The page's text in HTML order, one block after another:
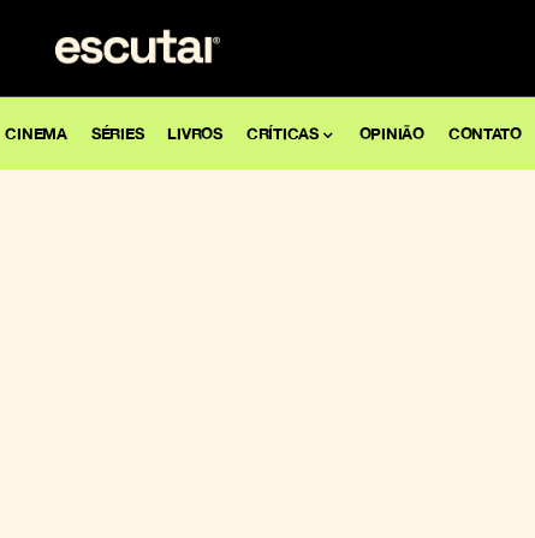
CINEMA SÉRIES LIVROS CRÍTICAS OPINIÃO CONTATO